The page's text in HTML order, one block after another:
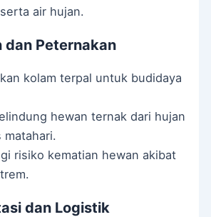
air hujan.
dan Peternakan
kolam terpal untuk budidaya
hewan ternak dari hujan
matahari.
risiko kematian hewan akibat
dan Logistik